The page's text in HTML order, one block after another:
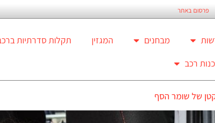
פרסום באתר
מבחנים המגזין תקלות סדרתיות
רכב
של שומר הסף